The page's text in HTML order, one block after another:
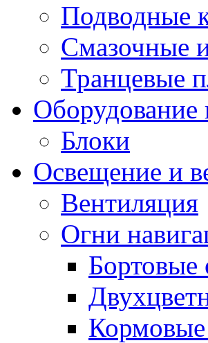
Подводные
Смазочные
Транцевые
Оборудование
Блоки
Освещение и
Вентиляция
Огни
Бортовые